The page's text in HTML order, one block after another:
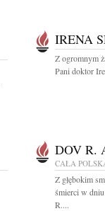
IRENA
Z ogromnym
Pani doktor
DOV R.
CAŁA
Z głębokim
śmierci w
R....